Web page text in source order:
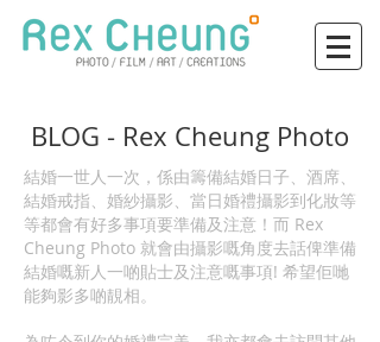
BLOG - Rex Cheung Photo
結婚一世人一次，係由籌備結婚日子、酒席、
結婚戒指、婚紗攝影、當日婚禮攝影到化妝等
等都會有好多事項要準備及注意！而 Rex
Cheung Photo 就會由攝影嘅角度去話俾準備
結婚嘅新人一啲貼士及注意嘅事項! 希望佢哋
能夠影多啲靚相。